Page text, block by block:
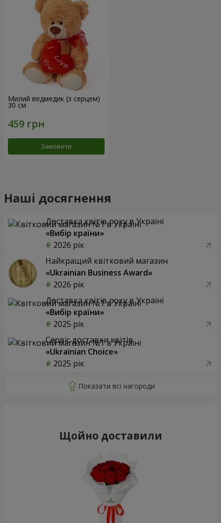
Милий ведмедик (з серцем)
30 см
Замовити
Наші досягнення
Доставка квітів року в Україні
«Вибір країни»
2026 рік
Найкращий квітковий магазин
«Ukrainian Business Award»
2026 рік
Доставка квітів року в Україні
«Вибір країни»
2025 рік
Сервіс доставки квітів
«Ukrainian Choice»
2025 рік
Щойно доставили